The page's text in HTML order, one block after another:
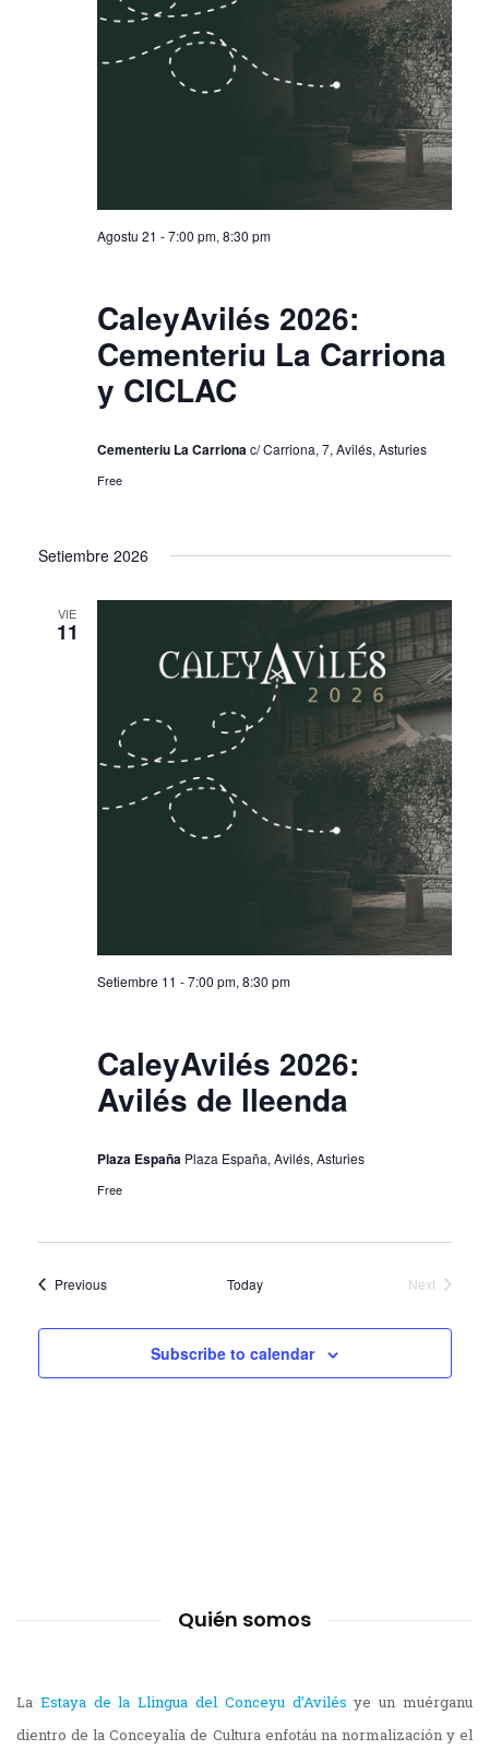
Agostu 21 - 7:00 pm, 8:30 pm
CaleyAvilés 2026:
Cementeriu La Carriona
y CICLAC
Cementeriu La Carrionac/ Carriona, 7, Avilés, Asturies
Free
Setiembre 2026
VIE
11
Setiembre 11 - 7:00 pm, 8:30 pm
CaleyAvilés 2026:
Avilés de lleenda
Plaza España Plaza España, Avilés, Asturies
Free
PreviousEvents Today
Next
Subscribe to calendar
Quién somos
La Estaya de la Llingua del Conceyu d’Avilés ye un muérganu
dientro de la Conceyalía de Cultura enfotáu na normalización y el